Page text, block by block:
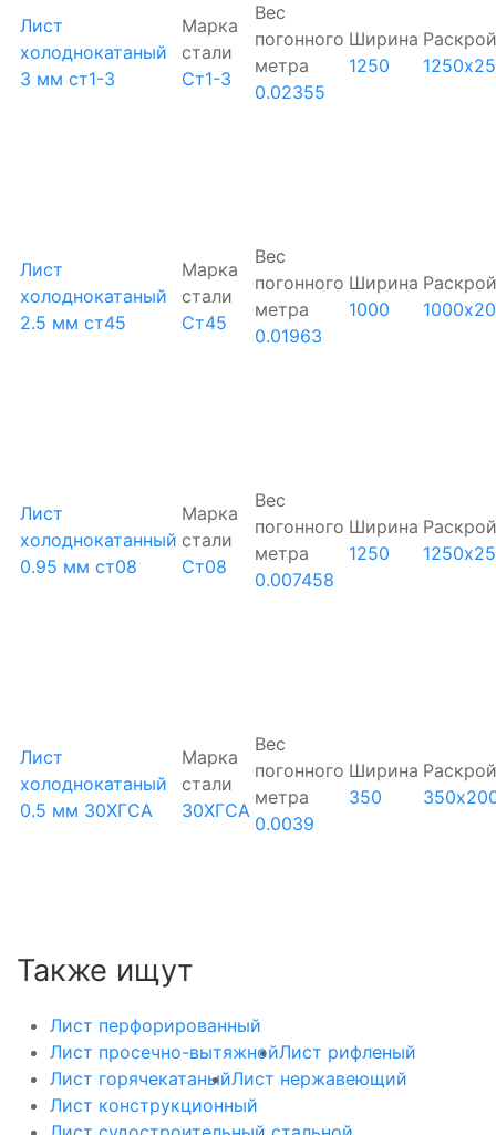
Лист
холоднокатаный
3 мм ст1-3
Марка
стали
Ст1-3
Вес
погонного
метра
0.02355
Ширина
1250
Раскрой
Лист
холоднокатаный
2.5 мм ст45
Марка
стали
Ст45
Вес
погонного
метра
0.01963
Ширина
1000
Раскрой
Лист
холоднокатанный
0.95 мм ст08
Марка
стали
Ст08
Вес
погонного
метра
0.007458
Ширина
1250
Раскрой
Лист
холоднокатаный
0.5 мм 30ХГСА
Марка
стали
30ХГСА
Вес
погонного
метра
0.0039
Ширина
350
Раскрой
Также ищут
Лист перфорированный
Лист просечно-вытяжнойЛист рифленый
Лист горячекатаныйЛист нержавеющий
Лист конструкционный